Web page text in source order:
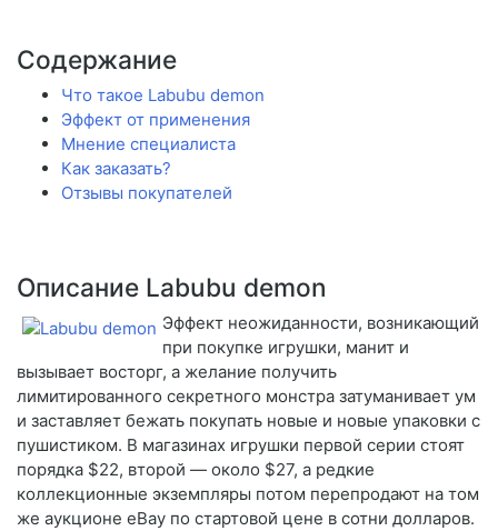
Содержание
Что такое Labubu demon
Эффект от применения
Мнение специалиста
Как заказать?
Отзывы покупателей
Описание Labubu demon
Эффект неожиданности, возникающий
при покупке игрушки, манит и
вызывает восторг, а желание получить
лимитированного секретного монстра затуманивает ум
и заставляет бежать покупать новые и новые упаковки с
пушистиком. В магазинах игрушки первой серии стоят
порядка $22, второй — около $27, а редкие
коллекционные экземпляры потом перепродают на том
же аукционе eBay по стартовой цене в сотни долларов.